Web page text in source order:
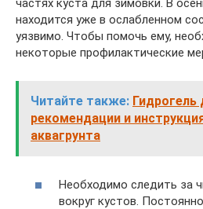
частях куста для зимовки. В
находится уже в ослабленном
уязвимо. Чтобы помочь ему,
некоторые профилактические
Читайте также: Гидрогель
рекомендации и
аквагрунта
Необходимо следить за
вокруг кустов.